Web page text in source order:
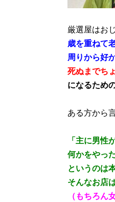
厳選屋はお
歳を重ねて
周りから好
死ぬまでち
になるため
ある方から
「主に男性
何かをやっ
というのは
そんなお店
（もちろん